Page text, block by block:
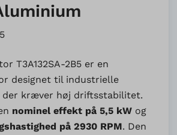
T3A132SA-2B5 er en
designet til industrielle
der kræver høj driftsstabilitet.
nominel effekt på 5,5 kW og
på 2930 RPM. Den